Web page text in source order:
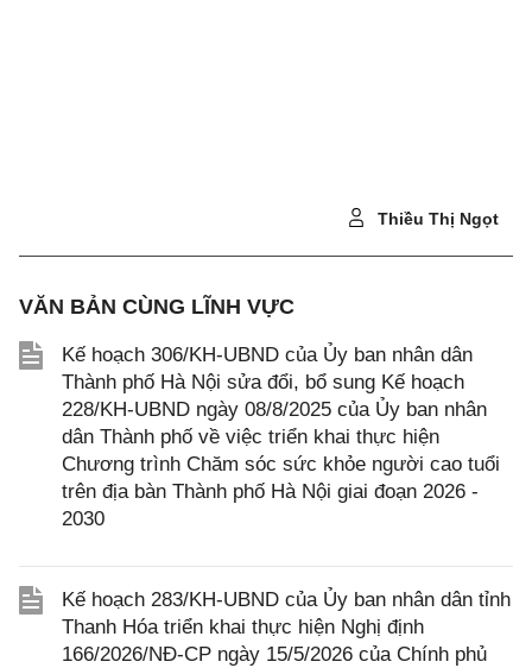
Thiều Thị Ngọt
VĂN BẢN CÙNG LĨNH VỰC
Kế hoạch 306/KH-UBND của Ủy ban nhân dân
Thành phố Hà Nội sửa đổi, bổ sung Kế hoạch
228/KH-UBND ngày 08/8/2025 của Ủy ban nhân
dân Thành phố về việc triển khai thực hiện
Chương trình Chăm sóc sức khỏe người cao tuổi
trên địa bàn Thành phố Hà Nội giai đoạn 2026 -
2030
Kế hoạch 283/KH-UBND của Ủy ban nhân dân tỉnh
Thanh Hóa triển khai thực hiện Nghị định
166/2026/NĐ-CP ngày 15/5/2026 của Chính phủ